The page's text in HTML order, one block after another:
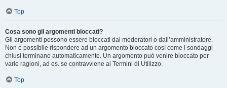
Top
Cosa sono gli argomenti bloccati?
Gli argomenti possono essere bloccati dai moderatori o dall’amministratore.
Non è possibile rispondere ad un argomento bloccato così come i sondaggi
chiusi terminano automaticamente. Un argomento può venire bloccato per
varie ragioni, ad es. se contravviene ai Termini di Utilizzo.
Top